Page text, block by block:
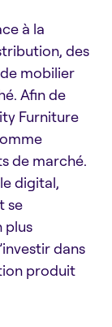
à la
des
mobilier
Afin de
Furniture
de marché.
digital,
se
plus
dans
produit